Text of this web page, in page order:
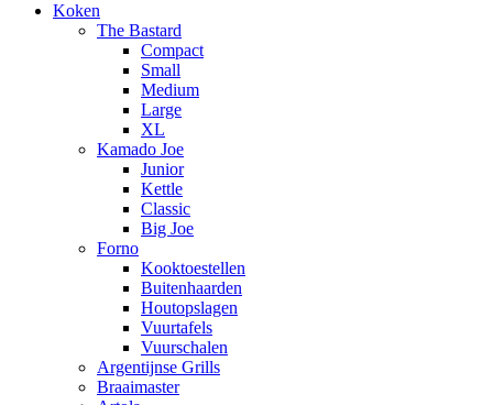
Koken
The Bastard
Compact
Small
Medium
Large
XL
Kamado Joe
Junior
Kettle
Classic
Big Joe
Forno
Kooktoestellen
Buitenhaarden
Houtopslagen
Vuurtafels
Vuurschalen
Argentijnse Grills
Braaimaster